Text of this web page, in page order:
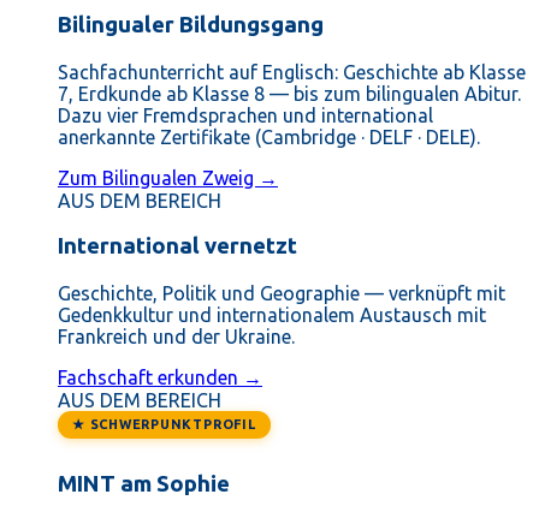
Bilingualer Bildungsgang
Sachfachunterricht auf Englisch: Geschichte ab Klasse
7, Erdkunde ab Klasse 8 — bis zum bilingualen Abitur.
Dazu vier Fremdsprachen und international
anerkannte Zertifikate (Cambridge · DELF · DELE).
Zum Bilingualen Zweig →
AUS DEM BEREICH
International vernetzt
Geschichte, Politik und Geographie — verknüpft mit
Gedenkkultur und internationalem Austausch mit
Frankreich und der Ukraine.
Fachschaft erkunden →
AUS DEM BEREICH
★ SCHWERPUNKTPROFIL
MINT am Sophie